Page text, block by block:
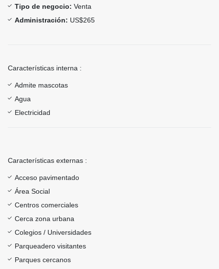
Tipo de negocio: Venta
Administración: US$265
Características interna :
Admite mascotas
Agua
Electricidad
Características externas :
Acceso pavimentado
Área Social
Centros comerciales
Cerca zona urbana
Colegios / Universidades
Parqueadero visitantes
Parques cercanos